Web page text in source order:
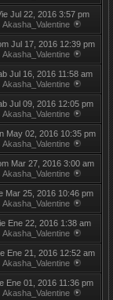
Jul 22, 2016 3:57 pm
Akasha_Valentine
Jul 17, 2016 12:39 pm
Akasha_Valentine
Jul 16, 2016 11:58 am
Akasha_Valentine
Jul 09, 2016 12:05 pm
Akasha_Valentine
May 02, 2016 10:35 pm
Akasha_Valentine
Mar 27, 2016 3:00 am
Akasha_Valentine
Mar 25, 2016 10:46 pm
Akasha_Valentine
Ene 22, 2016 1:38 am
Akasha_Valentine
Ene 21, 2016 12:52 am
Akasha_Valentine
Ene 01, 2016 11:36 pm
Akasha_Valentine